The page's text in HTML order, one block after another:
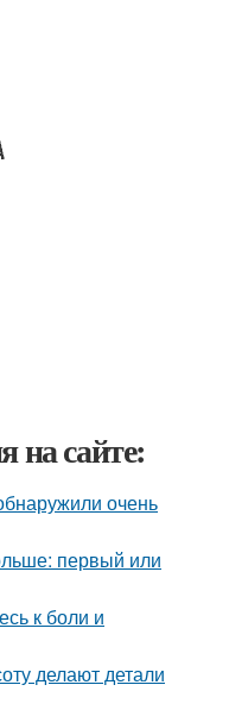
на сайте:
очень
первый или
к боли и
делают детали